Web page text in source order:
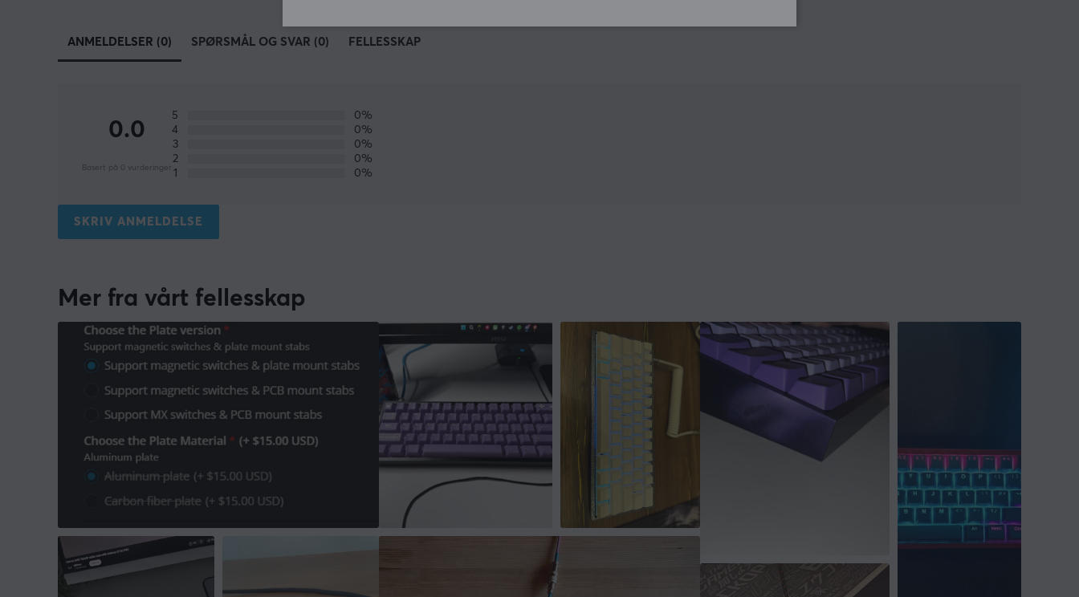
ANMELDELSER (0) SPØRSMÅL OG SVAR (0) FELLESSKAP
0.0
Basert på 0 vurderinger
5
0%
4
0%
3
0%
2
0%
1
0%
SKRIV ANMELDELSE
Mer fra vårt fellesskap